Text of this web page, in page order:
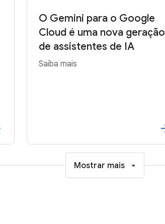
O Gemini para o Google
Cloud é uma nova geração
de assistentes de IA
Saiba mais
Mostrar mais